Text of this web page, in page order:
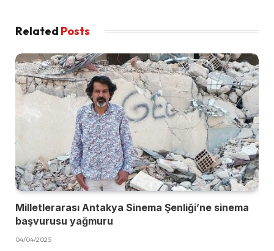
Related Posts
Milletlerarası Antakya Sinema Şenliği’ne sinema
başvurusu yağmuru
04/04/2025